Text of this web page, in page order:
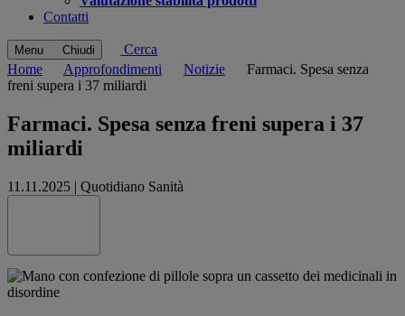
Contatti
Menu Chiudi
Cerca
Home
Approfondimenti Notizie
Farmaci. Spesa senza
freni supera i 37 miliardi
Farmaci. Spesa senza freni supera i 37
miliardi
11.11.2025 | Quotidiano Sanità